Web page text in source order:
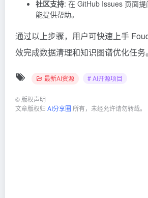
社区支持: 在 GitHub Issues 页面
能提供帮助。
通过以上步骤，用户可快速上手
效完成数据清理和知识图谱优化任务。
最新AI资源 # AI开源项目
© 版权声明
文章版权归 AI分享圈 所有，未经允许请勿转载。